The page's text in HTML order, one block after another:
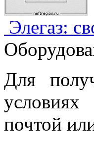
Элегаз:
Для
условиях
почтой